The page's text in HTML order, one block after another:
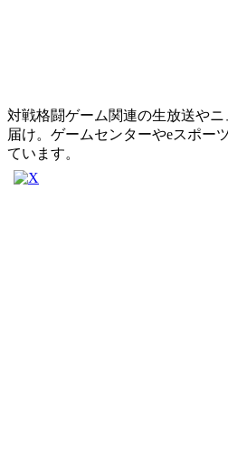
対戦格闘ゲーム関連の生放送や
届け。ゲームセンターやeスポー
ています。